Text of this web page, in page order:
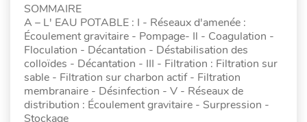
SOMMAIRE
A – L' EAU POTABLE : I - Réseaux d'amenée :
Écoulement gravitaire - Pompage- Il - Coagulation -
Floculation - Décantation - Déstabilisation des
colloïdes - Décantation - III - Filtration : Filtration sur
sable - Filtration sur charbon actif - Filtration
membranaire - Désinfection - V - Réseaux de
distribution : Écoulement gravitaire - Surpression -
Stockage